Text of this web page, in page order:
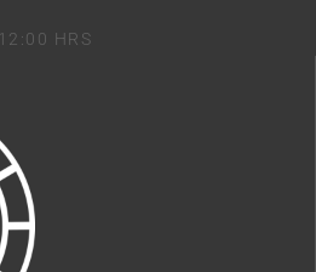
12:00 HRS